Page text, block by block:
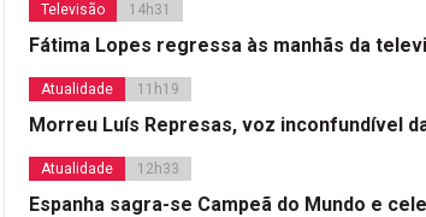
Televisão 14h31
Fátima Lopes regressa às manhãs da
Atualidade 11h19
Morreu Luís Represas, voz inconfundível
Atualidade 12h33
Espanha sagra-se Campeã do Mundo e